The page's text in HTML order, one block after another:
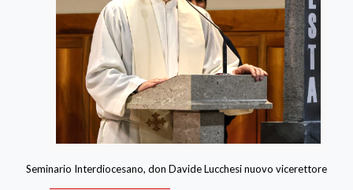
Seminario Interdiocesano, don Davide Lucchesi nuovo vicerettore